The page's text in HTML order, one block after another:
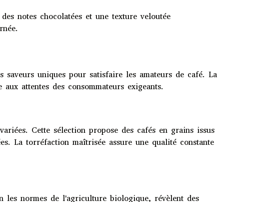
notes chocolatées et une texture veloutée
uniques pour satisfaire les amateurs de café. La
attentes des consommateurs exigeants.
Cette sélection propose des cafés en grains issus
La torréfaction maîtrisée assure une qualité constante
les normes de l'agriculture biologique, révèlent des